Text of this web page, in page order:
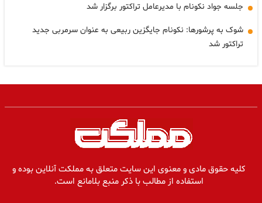
جلسه جواد نکونام با مدیرعامل تراکتور برگزار شد
شوک به پرشورها: نکونام جایگزین ربیعی به عنوان سرمربی جدید
تراکتور شد
کلیه حقوق مادی و معنوی این سایت متعلق به مملکت آنلاین بوده و
استفاده از مطالب با ذکر منبع بلامانع است.